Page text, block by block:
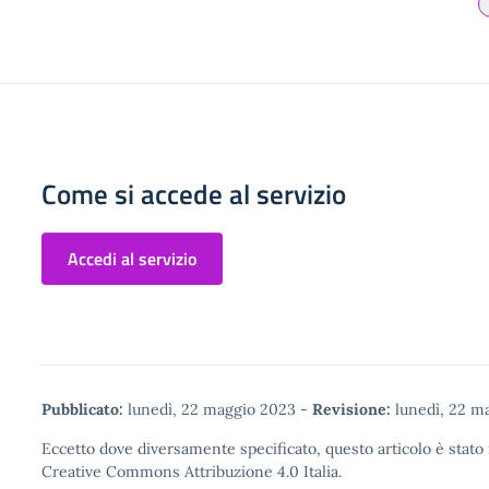
Come si accede al servizio
Accedi al servizio
Pubblicato: lunedì, 22 maggio 2023 - Revisione: lunedì, 22
Eccetto dove diversamente specificato, questo articolo è
Creative Commons Attribuzione 4.0 Italia.